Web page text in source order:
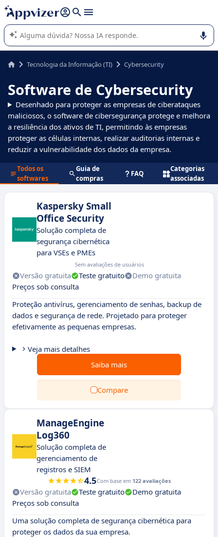
de nossa IA (várias linhas com
A IA do Appvizer o orienta no uso ou na seleção de software
SaaS para sua empresa.
Tecnologia da Informação (TI) Cybersecurity
Software de Cybersecurity
Desenhado para proteger as empresas de ciberataques
maliciosos, o software de cibersegurança protege e melhora
a resiliência dos ativos de TI, permitindo às empresas
proteger as células internas, realizar auditorias internas e
reduzir a vulnerabilidade dos dados da empresa.
Todos os
softwares
Guia de
compras
FAQ
Categorias
associadas
Kaspersky Small
Office Security
Solução completa de
segurança cibernética
para VSEs e PMEs
Sem avaliações de usuários
Versão gratuita Teste gratuito
Demo gratuita
Preços sob consulta
Proteção antivírus, gerenciamento de senhas, backup de
dados e segurança de rede. Projetado para proteger
efetivamente as pequenas empresas.
Veja mais detalhes
Saiba mais
Compare
ManageEngine
Log360
Solução completa de
gerenciamento de
registros e SIEM
4.5Com base em 122 avaliações
Versão gratuita Teste gratuito
Demo gratuita
Preços sob consulta
Uma solução completa de segurança cibernética para
proteger os dados da sua empresa.